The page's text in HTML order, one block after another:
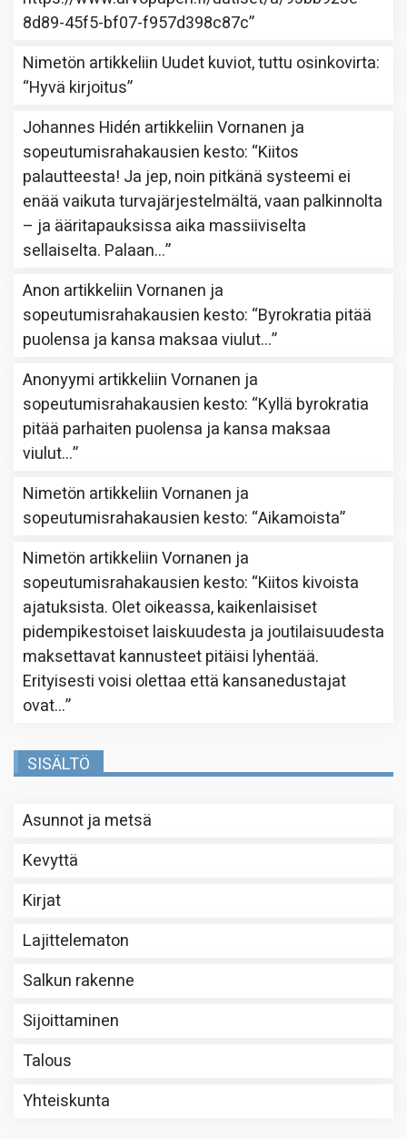
8d89-45f5-bf07-f957d398c87c”
Nimetön artikkeliin Uudet kuviot, tuttu osinkovirta:
“Hyvä kirjoitus”
Johannes Hidén artikkeliinVornanen ja
sopeutumisrahakausien kesto: “Kiitos
palautteesta! Ja jep, noin pitkänä systeemi ei
enää vaikuta turvajärjestelmältä, vaan palkinnolta
– ja ääritapauksissa aika massiiviselta
sellaiselta. Palaan…”
Anon artikkeliinVornanen ja
sopeutumisrahakausien kesto: “Byrokratia pitää
puolensa ja kansa maksaa viulut…”
Anonyymi artikkeliinVornanen ja
sopeutumisrahakausien kesto: “Kyllä byrokratia
pitää parhaiten puolensa ja kansa maksaa
viulut…”
Nimetön artikkeliinVornanen ja
sopeutumisrahakausien kesto: “Aikamoista”
Nimetön artikkeliinVornanen ja
sopeutumisrahakausien kesto: “Kiitos kivoista
ajatuksista. Olet oikeassa, kaikenlaisiset
pidempikestoiset laiskuudesta ja joutilaisuudesta
maksettavat kannusteet pitäisi lyhentää.
Erityisesti voisi olettaa että kansanedustajat
ovat…”
SISÄLTÖ
Asunnot ja metsä
Kevyttä
Kirjat
Lajittelematon
Salkun rakenne
Sijoittaminen
Talous
Yhteiskunta